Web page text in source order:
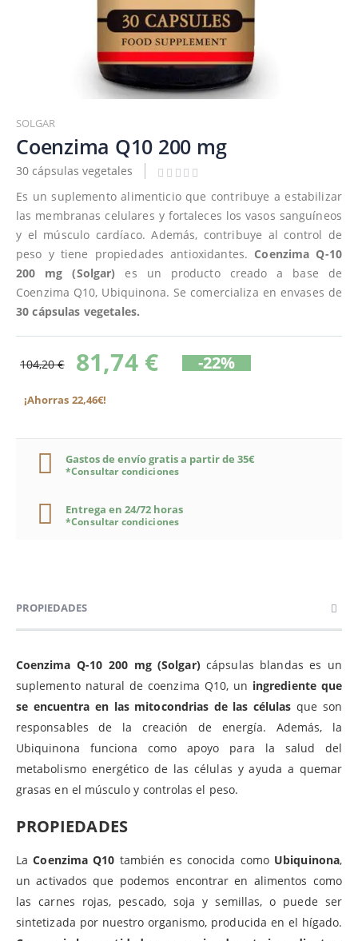
al
comienzo
de
la
galería
imágenes
SOLGAR
Coenzima Q10 200 mg
30 cápsulas vegetales
Es un suplemento alimenticio que contribuye a estabilizar
las membranas celulares y fortaleces los vasos sanguíneos
y el músculo cardíaco. Además, contribuye al control de
peso y tiene propiedades antioxidantes. Coenzima Q-10
200 mg (Solgar) es un producto creado a base de
Coenzima Q10, Ubiquinona. Se comercializa en envases de
30 cápsulas vegetales.
104,20 € 81,74 € -22%
¡Ahorras 22,46€!
Gastos de envío gratis a partir de 35€
*Consultar condiciones
Entrega en 24/72 horas
*Consultar condiciones
PROPIEDADES
Coenzima Q-10 200 mg (Solgar)cápsulas blandas es un
suplemento natural de coenzima Q10, un ingrediente que
se encuentra en las mitocondrias de las células que son
responsables de la creación de energía. Además, la
Ubiquinona funciona como apoyo para la salud del
metabolismo energético de las células y ayuda a quemar
grasas en el músculo y controlas el peso.
PROPIEDADES
LaCoenzima Q10 también es conocida como Ubiquinona,
un activados que podemos encontrar en alimentos como
las carnes rojas, pescado, soja y semillas, o puede ser
sintetizada por nuestro organismo, producida en el hígado.